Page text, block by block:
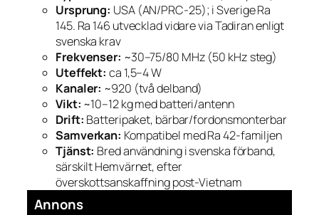
Ursprung: USA (AN/PRC-25); i Sverige Ra
145. Ra 146 utvecklad vidare via Tadiran enligt
svenska krav
Frekvenser: ~30–75/80 MHz (50 kHz steg)
Uteffekt: ca 1,5–4 W
Kanaler: ~920 (två delband)
Vikt: ~10–12 kg med batteri/antenn
Drift: Batteripaket, bärbar/fordonsmonterbar
Samverkan: Kompatibel med Ra 42-familjen
Tjänst: Bred användning i svenska förband,
särskilt Hemvärnet, efter
överskottsanskaffning post-Vietnam
Annons